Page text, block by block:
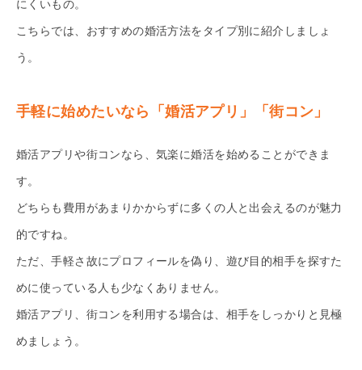
にくいもの。
こちらでは、おすすめの婚活方法をタイプ別に紹介しましょ
う。
手軽に始めたいなら「婚活アプリ」「街コン」
婚活アプリや街コンなら、気楽に婚活を始めることができま
す。
どちらも費用があまりかからずに多くの人と出会えるのが魅力
的ですね。
ただ、手軽さ故にプロフィールを偽り、遊び目的相手を探すた
めに使っている人も少なくありません。
婚活アプリ、街コンを利用する場合は、相手をしっかりと見極
めましょう。